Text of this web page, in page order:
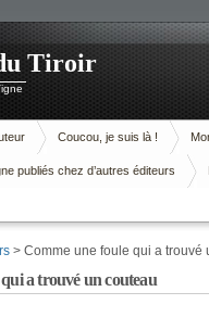
Tiroir
Coucou, je suis là !
publiés chez d’autres éditeurs
> Comme une foule qui a trouvé
a trouvé un couteau